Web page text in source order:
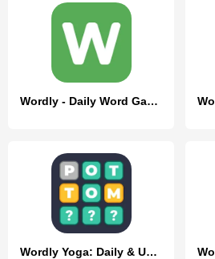
Wordly - Daily Word Game
Wordly Yoga: Daily & Unlimited